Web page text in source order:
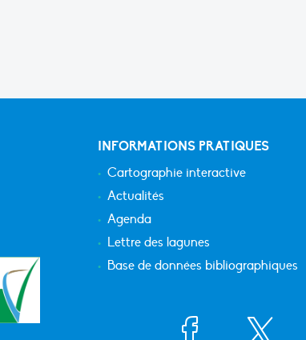
INFORMATIONS PRATIQUES
Cartographie interactive
Actualités
Agenda
Lettre des lagunes
Base de données bibliographiques